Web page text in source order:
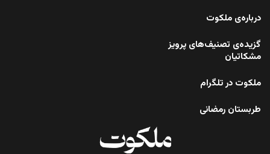
درباره‌ی ملکوت
گزیده‌ی تصنیف‌های پرویز
مشکاتیان
ملکوت در تلگرام
طربستان رمضانی